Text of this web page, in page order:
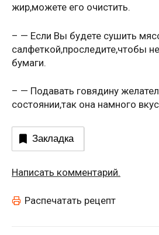
жир,можете его очистить.
– — Если Вы будете сушить
салфеткой,проследите,чтобы
бумаги.
– — Подавать говядину
состоянии,так она намного
Закладка
Написать комментарий.
Распечатать рецепт